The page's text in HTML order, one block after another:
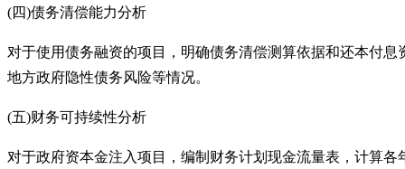
(四)债务清偿能力分析
对于使用债务融资的项目，明确债务清偿测算依据和还本付
地方政府隐性债务风险等情况。
(五)财务可持续性分析
对于政府资本金注入项目，编制财务计划现金流量表，计算